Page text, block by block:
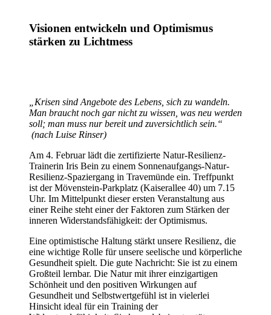
Visionen entwickeln und Optimismus
stärken zu Lichtmess
„Krisen sind Angebote des Lebens, sich zu wandeln.
Man braucht noch gar nicht zu wissen, was neu werden
soll; man muss nur bereit und zuversichtlich sein.“
(nach Luise Rinser)
Am 4. Februar lädt die zertifizierte Natur-Resilienz-
Trainerin Iris Bein zu einem Sonnenaufgangs-Natur-
Resilienz-Spaziergang in Travemünde ein. Treffpunkt
ist der Mövenstein-Parkplatz (Kaiserallee 40) um 7.15
Uhr. Im Mittelpunkt dieser ersten Veranstaltung aus
einer Reihe steht einer der Faktoren zum Stärken der
inneren Widerstandsfähigkeit: der Optimismus.
Eine optimistische Haltung stärkt unsere Resilienz, die
eine wichtige Rolle für unsere seelische und körperliche
Gesundheit spielt. Die gute Nachricht: Sie ist zu einem
Großteil lernbar. Die Natur mit ihrer einzigartigen
Schönheit und den positiven Wirkungen auf
Gesundheit und Selbstwertgefühl ist in vielerlei
Hinsicht ideal für ein Training der